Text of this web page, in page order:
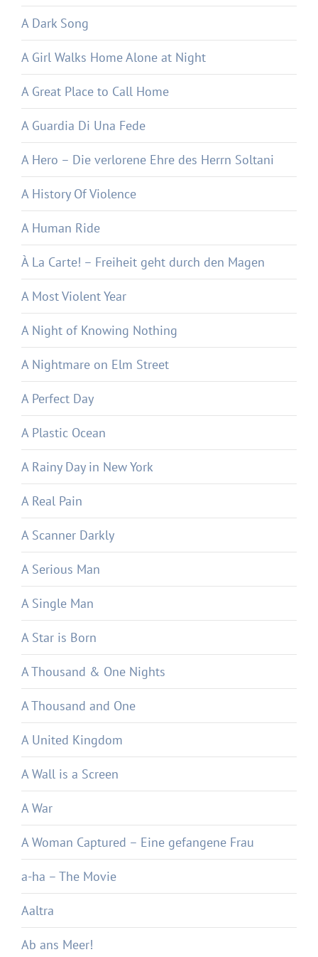
A Dark Song
A Girl Walks Home Alone at Night
A Great Place to Call Home
A Guardia Di Una Fede
A Hero – Die verlorene Ehre des Herrn Soltani
A History Of Violence
A Human Ride
À La Carte! – Freiheit geht durch den Magen
A Most Violent Year
A Night of Knowing Nothing
A Nightmare on Elm Street
A Perfect Day
A Plastic Ocean
A Rainy Day in New York
A Real Pain
A Scanner Darkly
A Serious Man
A Single Man
A Star is Born
A Thousand & One Nights
A Thousand and One
A United Kingdom
A Wall is a Screen
A War
A Woman Captured – Eine gefangene Frau
a-ha – The Movie
Aaltra
Ab ans Meer!